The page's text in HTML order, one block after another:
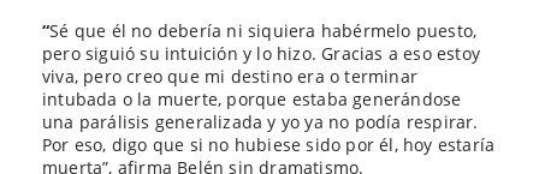
“Sé que él no debería ni siquiera habérmelo puesto,
pero siguió su intuición y lo hizo. Gracias a eso estoy
viva, pero creo que mi destino era o terminar
intubada o la muerte, porque estaba generándose
una parálisis generalizada y yo ya no podía respirar.
Por eso, digo que si no hubiese sido por él, hoy estaría
muerta”, afirma Belén sin dramatismo.